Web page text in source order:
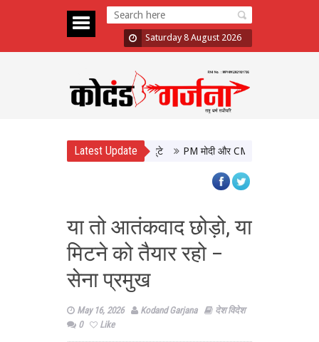
Saturday 8 August 2026
Latest Update PM मोदी और CM योगी की मुलाकात, उत्तर
या तो आतंकवाद छोड़ो, या
मिटने को तैयार रहो –
सेना प्रमुख
May 16, 2026 Kodand Garjana
देश विदेश
0
Like